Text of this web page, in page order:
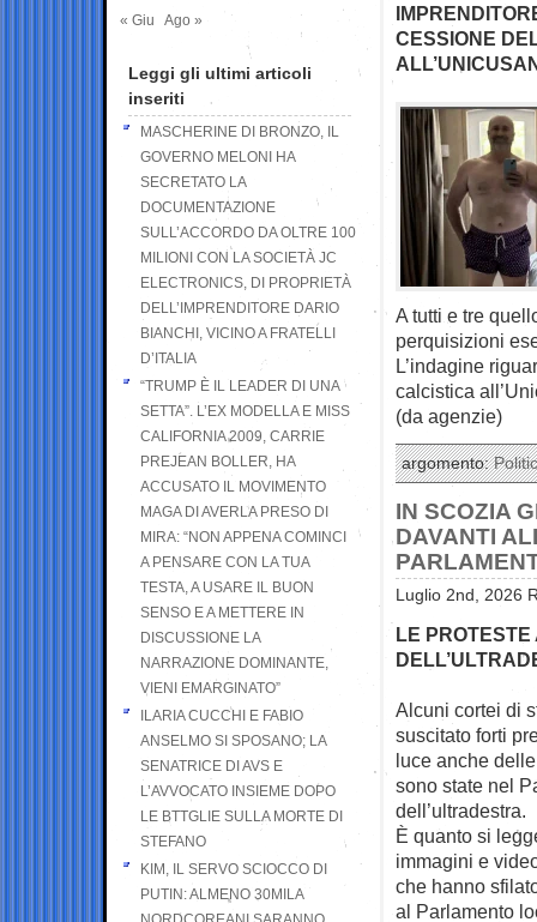
CESSIONE
A tutti e tre
perquisizioni
L’indagine
calcistica
(da agenzie)
argomento:
IN SCOZIA
DAVANTI
Luglio 2nd, 2026
LE PROTESTE
Alcuni cortei di
suscitato forti
luce anche
sono state nel
dell’ultradestra.
È quanto si
immagini e
che hanno
al Parlamento
« Giu
Ago »
Leggi gli ultimi articoli
inseriti
MASCHERINE DI BRONZO, IL
GOVERNO MELONI HA
SECRETATO LA
DOCUMENTAZIONE
SULL’ACCORDO DA OLTRE 100
MILIONI CON LA SOCIETÀ JC
ELECTRONICS, DI PROPRIETÀ
DELL’IMPRENDITORE DARIO
BIANCHI, VICINO A FRATELLI
D’ITALIA
“TRUMP È IL LEADER DI UNA
SETTA”. L’EX MODELLA E MISS
CALIFORNIA 2009, CARRIE
PREJEAN BOLLER, HA
ACCUSATO IL MOVIMENTO
MAGA DI AVERLA PRESO DI
MIRA: “NON APPENA COMINCI
A PENSARE CON LA TUA
TESTA, A USARE IL BUON
SENSO E A METTERE IN
DISCUSSIONE LA
NARRAZIONE DOMINANTE,
VIENI EMARGINATO”
ILARIA CUCCHI E FABIO
ANSELMO SI SPOSANO; LA
SENATRICE DI AVS E
L’AVVOCATO INSIEME DOPO
LE BTTGLIE SULLA MORTE DI
STEFANO
KIM, IL SERVO SCIOCCO DI
PUTIN: ALMENO 30MILA